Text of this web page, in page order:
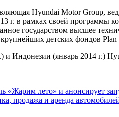
Hyundai Motor Group,
г. в рамках своей программы
государством высшее
детских фондов Plan
и Индонезии (январь 2014 г.)
«Жарим лето» и анонсирует
продажа и аренда